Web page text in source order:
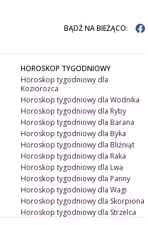
BĄDŹ NA BIEŻĄCO:
HOROSKOP TYGODNIOWY
Horoskop tygodniowy dla
Koziorożca
Horoskop tygodniowy dla Wodnika
Horoskop tygodniowy dla Ryby
Horoskop tygodniowy dla Barana
Horoskop tygodniowy dla Byka
Horoskop tygodniowy dla Bliźniąt
Horoskop tygodniowy dla Raka
Horoskop tygodniowy dla Lwa
Horoskop tygodniowy dla Panny
Horoskop tygodniowy dla Wagi
Horoskop tygodniowy dla Skorpiona
Horoskop tygodniowy dla Strzelca